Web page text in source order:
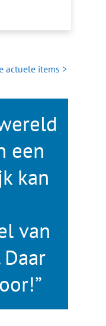
actuele items >
een
kan
van
Daar